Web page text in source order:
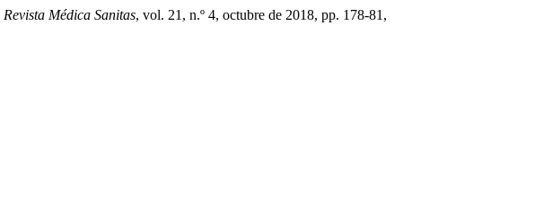
Revista Médica Sanitas, vol. 21, n.º 4, octubre de 2018, pp. 178-81,